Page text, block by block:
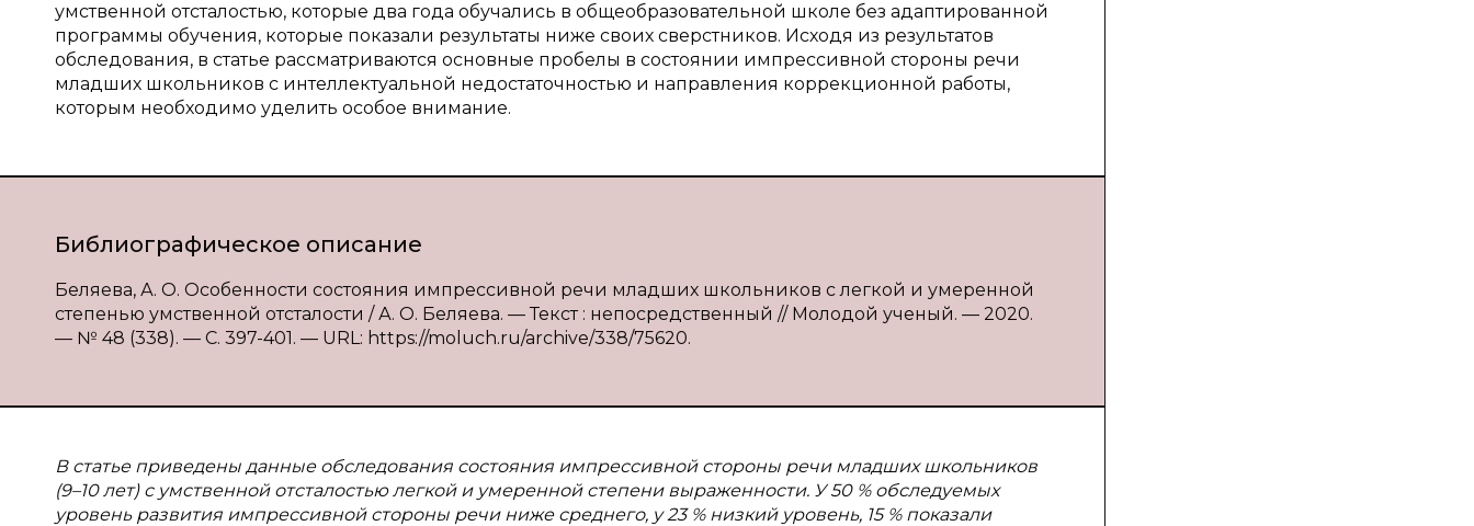
умственной отсталостью, которые два года обучались в общеобразовательной школе без адаптированной
программы обучения, которые показали результаты ниже своих сверстников. Исходя из результатов
обследования, в статье рассматриваются основные пробелы в состоянии импрессивной стороны речи
младших школьников с интеллектуальной недостаточностью и направления коррекционной работы,
которым необходимо уделить особое внимание.
Библиографическое описание
Беляева, А. О. Особенности состояния импрессивной речи младших школьников с легкой и умеренной
степенью умственной отсталости / А. О. Беляева. — Текст : непосредственный // Молодой ученый. — 2020.
— № 48 (338). — С. 397-401. — URL: https://moluch.ru/archive/338/75620.
В статье приведены данные обследования состояния импрессивной стороны речи младших школьников
(9–10 лет) с умственной отсталостью легкой и умеренной степени выраженности. У 50 % обследуемых
уровень развития импрессивной стороны речи ниже среднего, у 23 % низкий уровень, 15 % показали